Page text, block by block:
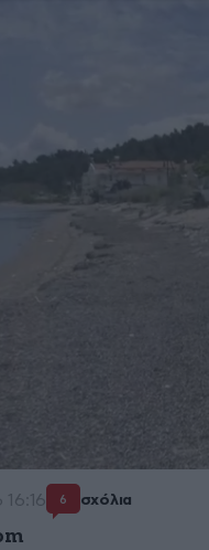
16:16 6 σχόλια